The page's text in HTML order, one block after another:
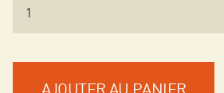
AJOUTER AU PANIER